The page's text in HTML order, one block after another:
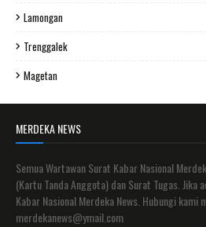
Lamongan
Trenggalek
Magetan
MERDEKA NEWS
Semua Wartawan Surat Kabar Nasional
(Kartu Tanda Anggota) dan Surat Tugas. Jika
Kabar Nasional Merdeka News. Hubungi kami
merdekanews@ymail.com